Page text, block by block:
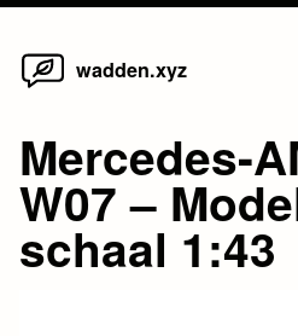
Skip
wadden.xyz
Mercedes-
W07 –
schaal 1:43